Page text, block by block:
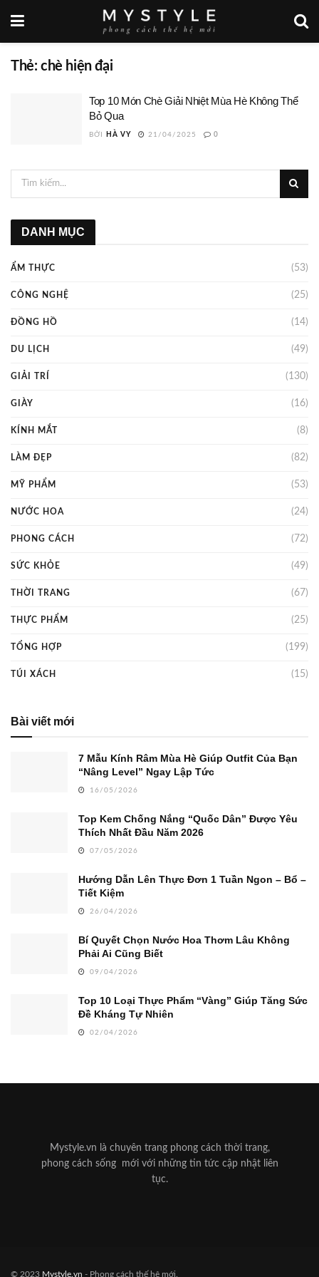
Thẻ: chè hiện đại
Top 10 Món Chè Giải Nhiệt Mùa Hè Không Thể
Bỏ Qua
BỞI HÀ VY 21/04/2025 0
DANH MỤC
ẨM THỰC (53)
CÔNG NGHỆ (25)
ĐỒNG HỒ (14)
DU LỊCH (49)
GIẢI TRÍ (130)
GIÀY (16)
KÍNH MẮT (8)
LÀM ĐẸP (82)
MỸ PHẨM (53)
NƯỚC HOA (24)
PHONG CÁCH (72)
SỨC KHỎE (49)
THỜI TRANG (67)
THỰC PHẨM (25)
TỔNG HỢP (199)
TÚI XÁCH (15)
Bài viết mới
7 Mẫu Kính Râm Mùa Hè Giúp Outfit Của Bạn
“Nâng Level” Ngay Lập Tức
16/05/2026
Top Kem Chống Nắng “Quốc Dân” Được Yêu
Thích Nhất Đầu Năm 2026
07/05/2026
Hướng Dẫn Lên Thực Đơn 1 Tuần Ngon – Bổ –
Tiết Kiệm
26/04/2026
Bí Quyết Chọn Nước Hoa Thơm Lâu Không
Phải Ai Cũng Biết
09/04/2026
Top 10 Loại Thực Phẩm “Vàng” Giúp Tăng Sức
Đề Kháng Tự Nhiên
02/04/2026
Mystyle.vn là chuyên trang phong cách thời trang,
phong cách sống mới với những tin tức cập nhật liên
tục.
© 2023 Mystyle.vn - Phong cách thế hệ mới.